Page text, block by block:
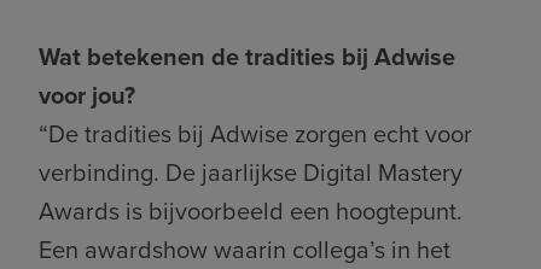
Wat betekenen de tradities bij Adwise
voor jou?
“De tradities bij Adwise zorgen echt voor
verbinding. De jaarlijkse Digital Mastery
Awards is bijvoorbeeld een hoogtepunt.
Een awardshow waarin collega’s in het